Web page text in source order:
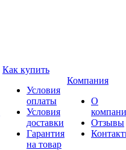
Как купить
Условия
оплаты
Условия
доставки
Гарантия
на товар
Компания
О
Отзывы